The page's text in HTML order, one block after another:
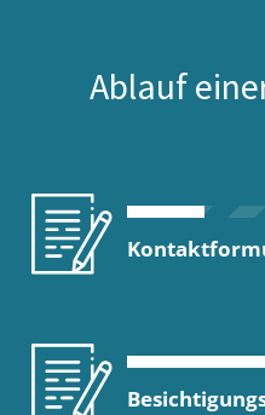
Ablauf